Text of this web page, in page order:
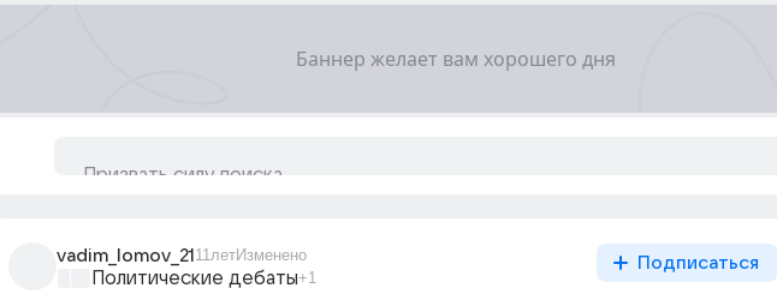
vadim_lomov_21 11летИзменено
Политические дебаты+1
Подписаться